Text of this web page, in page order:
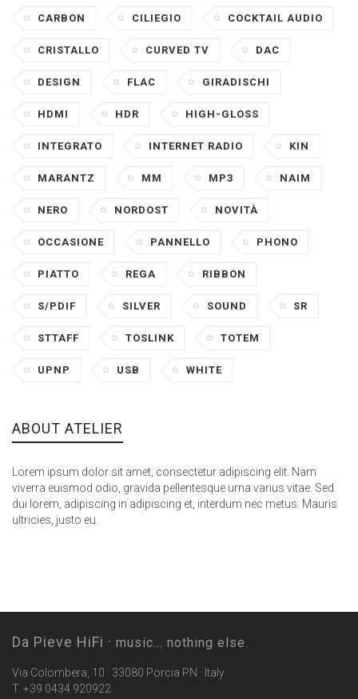
CARBON CILIEGIO COCKTAIL AUDIO
CRISTALLO CURVED TV DAC
DESIGN FLAC GIRADISCHI
HDMI HDR HIGH-GLOSS
INTEGRATO INTERNET RADIO KIN
MARANTZ MM MP3 NAIM
NERO NORDOST NOVITÀ
OCCASIONE PANNELLO PHONO
PIATTO REGA RIBBON
S/PDIF SILVER SOUND SR
STTAFF TOSLINK TOTEM
UPNP USB WHITE
ABOUT ATELIER
Lorem ipsum dolor sit amet, consectetur adipiscing elit. Nam
viverra euismod odio, gravida pellentesque urna varius vitae. Sed
dui lorem, adipiscing in adipiscing et, interdum nec metus. Mauris
ultricies, justo eu.
Da Pieve HiFi · music... nothing else.
Via Colombera, 10 · 33080 Porcia PN · Italy
T. +39 0434 920922